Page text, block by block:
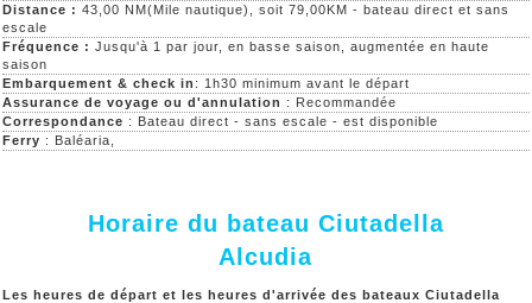
Distance : 43,00 NM(Mile nautique), soit 79,00KM - bateau direct et sans
escale
Fréquence : Jusqu'à 1 par jour, en basse saison, augmentée en haute
saison
Embarquement & check in : 1h30 minimum avant le départ
Assurance de voyage ou d'annulation : Recommandée
Correspondance : Bateau direct - sans escale - est disponible
Ferry : Baléaria,
Horaire du bateau Ciutadella
Alcudia
Les heures de départ et les heures d'arrivée des bateaux Ciutadella